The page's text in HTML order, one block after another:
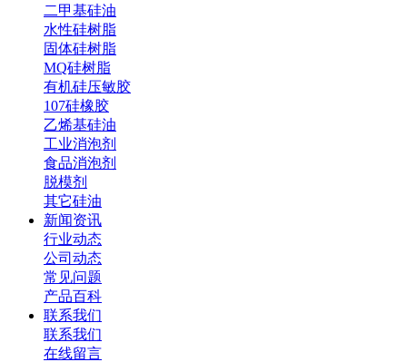
二甲基硅油
水性硅树脂
固体硅树脂
MQ硅树脂
有机硅压敏胶
107硅橡胶
乙烯基硅油
工业消泡剂
食品消泡剂
脱模剂
其它硅油
新闻资讯
行业动态
公司动态
常见问题
产品百科
联系我们
联系我们
在线留言